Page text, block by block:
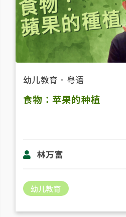
幼儿教育 ． 粤语
食物：苹果的种植
林万富
幼儿教育